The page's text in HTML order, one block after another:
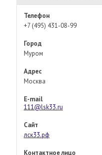
Телефон
+7 (495) 431-08-99
Город
Муром
Адрес
Москва
E-mail
111@lsk33.ru
Сайт
лск33.рф
Контактное лицо